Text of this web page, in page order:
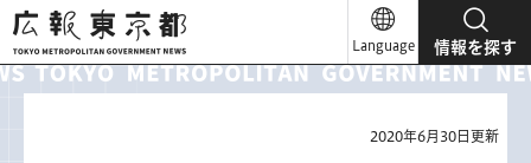
広報東京都
Language 情報を探す
2020年6月30日更新